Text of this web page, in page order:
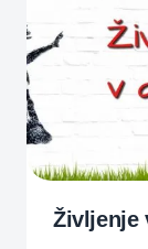
Življenje